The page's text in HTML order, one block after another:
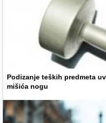
Podizanje teških predmeta
mišića nogu